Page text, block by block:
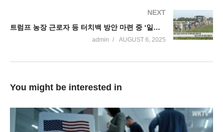
NEXT
트럼프 농장 근로자 등 터치백 방안 마련 중 ‘일시 귀국 후 합법 재입국’
admin AUGUST 6, 2025
You might be interested in